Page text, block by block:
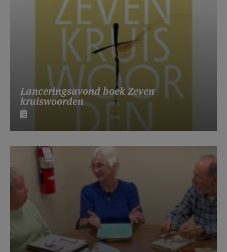
Lanceringsavond boek Zeven
kruiswoorden